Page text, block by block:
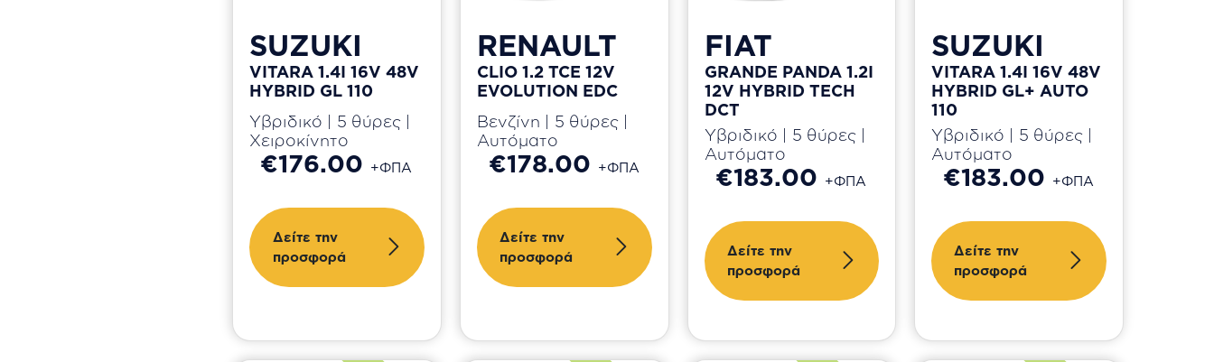
SUZUKI
VITARA 1.4I 16V 48V
HYBRID GL 110
Υβριδικό | 5 θύρες |
Χειροκίνητο
€176.00 +ΦΠΑ
Δείτε την
προσφορά
RENAULT
CLIO 1.2 TCE 12V
EVOLUTION EDC
Βενζίνη | 5 θύρες |
Αυτόματο
€178.00 +ΦΠΑ
Δείτε την
προσφορά
FIAT
GRANDE PANDA 1.2I
12V HYBRID TECH
DCT
Υβριδικό | 5 θύρες |
Αυτόματο
€183.00 +ΦΠΑ
Δείτε την
προσφορά
SUZUKI
VITARA 1.4I 16V 48V
HYBRID GL+ AUTO
110
Υβριδικό | 5 θύρες |
Αυτόματο
€183.00 +ΦΠΑ
Δείτε την
προσφορά